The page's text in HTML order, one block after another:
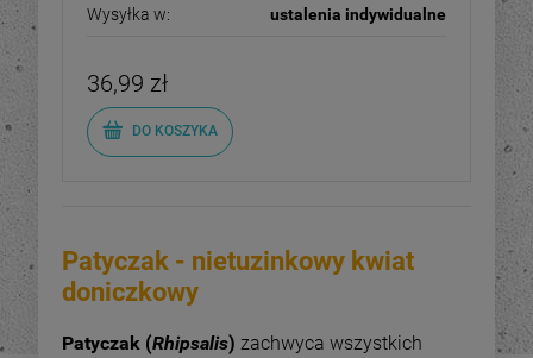
Wysyłka w: ustalenia indywidualne
36,99 zł
DO KOSZYKA
Patyczak - nietuzinkowy kwiat
doniczkowy
Patyczak (Rhipsalis) zachwyca wszystkich